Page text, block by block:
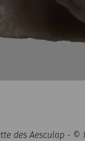
des Aesculap - ©